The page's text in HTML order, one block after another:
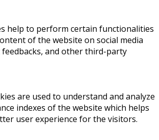
help to perform certain functionalities
of the website on social media
and other third-party
are used to understand and analyze
indexes of the website which helps
user experience for the visitors.